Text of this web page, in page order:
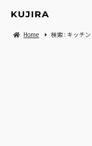
KUJIRA
Home 検索 : キッチン